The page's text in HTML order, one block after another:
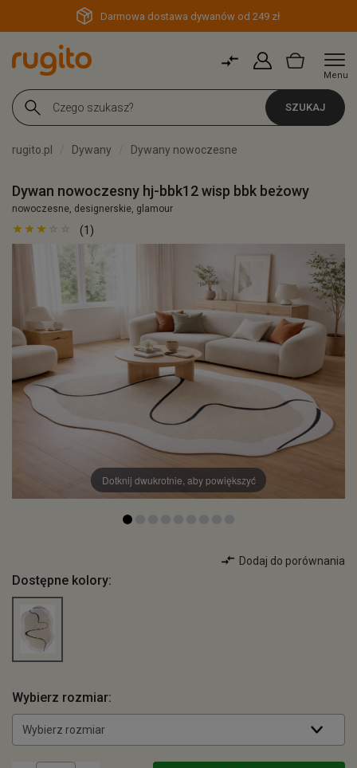
Darmowa dostawa dywanów od 249 zł
Menu
SZUKAJ
rugito.pl Dywany Dywany nowoczesne
Dywan nowoczesny hj-bbk12 wisp bbk beżowy
nowoczesne, designerskie, glamour
(1)
Dotknij dwukrotnie, aby powiększyć
Dodaj do porównania
Dostępne kolory:
Wybierz rozmiar:
Wybierz rozmiar